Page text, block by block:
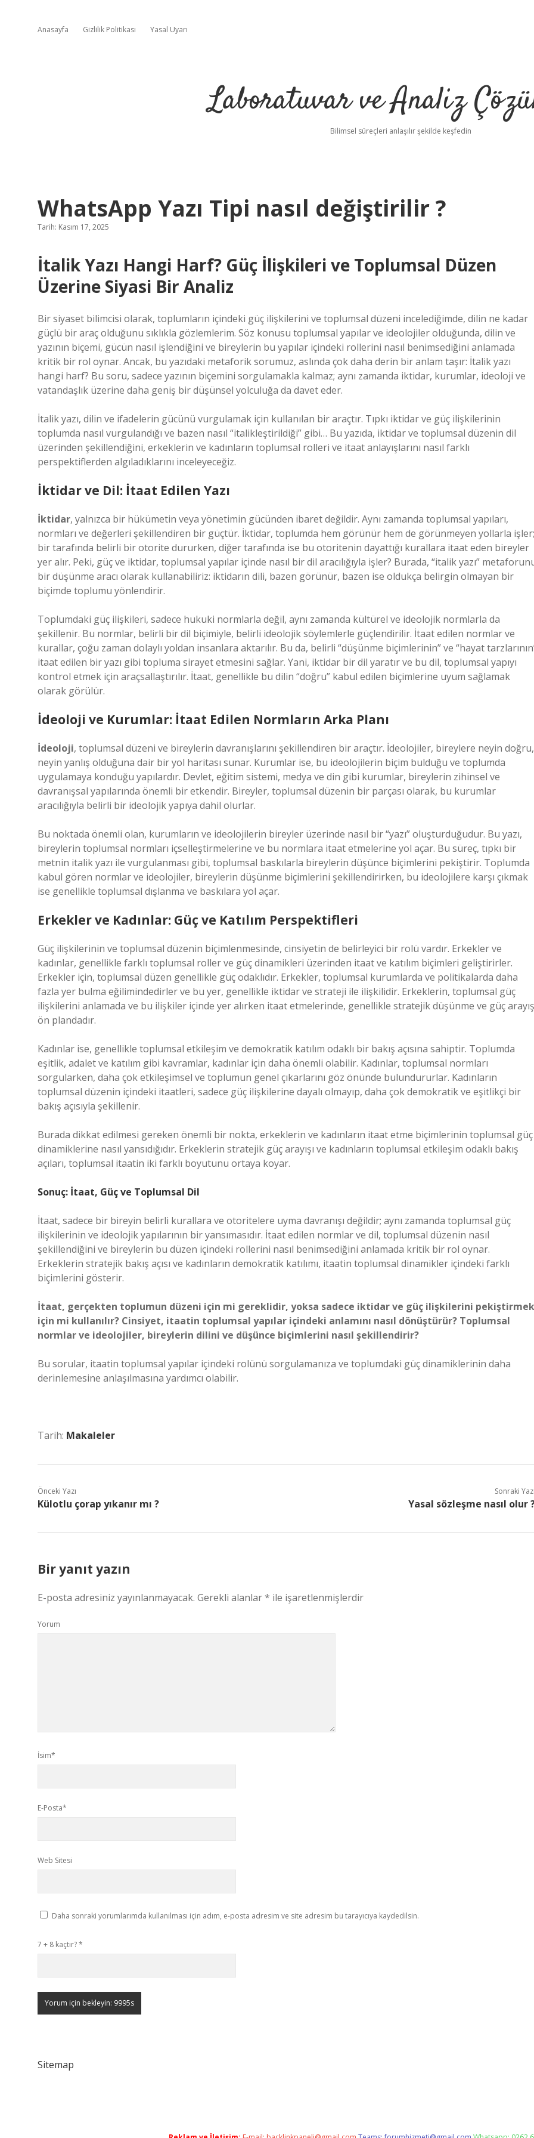
Anasayfa Gizlilik Politikası Yasal Uyarı
Laboratuvar ve Analiz
Bilimsel süreçleri anlaşılır şekilde keşfedin
WhatsApp Yazı Tipi nasıl değiştirilir ?
Tarih: Kasım 17, 2025
İtalik Yazı Hangi Harf? Güç İlişkileri ve Toplumsal Düzen
Üzerine Siyasi Bir Analiz
Bir siyaset bilimcisi olarak, toplumların içindeki güç ilişkilerini ve toplumsal düzeni incelediğimde, dilin ne kadar
güçlü bir araç olduğunu sıklıkla gözlemlerim. Söz konusu toplumsal yapılar ve ideolojiler olduğunda, dilin ve
yazının biçemi, gücün nasıl işlendiğini ve bireylerin bu yapılar içindeki rollerini nasıl benimsediğini anlamada
kritik bir rol oynar. Ancak, bu yazıdaki metaforik sorumuz, aslında çok daha derin bir anlam taşır: İtalik yazı
hangi harf? Bu soru, sadece yazının biçemini sorgulamakla kalmaz; aynı zamanda iktidar, kurumlar, ideoloji ve
vatandaşlık üzerine daha geniş bir düşünsel yolculuğa da davet eder.
İtalik yazı, dilin ve ifadelerin gücünü vurgulamak için kullanılan bir araçtır. Tıpkı iktidar ve güç ilişkilerinin
toplumda nasıl vurgulandığı ve bazen nasıl “italikleştirildiği” gibi… Bu yazıda, iktidar ve toplumsal düzenin dil
üzerinden şekillendiğini, erkeklerin ve kadınların toplumsal rolleri ve itaat anlayışlarını nasıl farklı
perspektiflerden algıladıklarını inceleyeceğiz.
İktidar ve Dil: İtaat Edilen Yazı
İktidar, yalnızca bir hükümetin veya yönetimin gücünden ibaret değildir. Aynı zamanda toplumsal yapıları,
normları ve değerleri şekillendiren bir güçtür. İktidar, toplumda hem görünür hem de görünmeyen yollarla işler;
bir tarafında belirli bir otorite dururken, diğer tarafında ise bu otoritenin dayattığı kurallara itaat eden bireyler
yer alır. Peki, güç ve iktidar, toplumsal yapılar içinde nasıl bir dil aracılığıyla işler? Burada, “italik yazı”
bir düşünme aracı olarak kullanabiliriz: iktidarın dili, bazen görünür, bazen ise oldukça belirgin olmayan bir
biçimde toplumu yönlendirir.
Toplumdaki güç ilişkileri, sadece hukuki normlarla değil, aynı zamanda kültürel ve ideolojik normlarla da
şekillenir. Bu normlar, belirli bir dil biçimiyle, belirli ideolojik söylemlerle güçlendirilir. İtaat edilen normlar ve
kurallar, çoğu zaman dolaylı yoldan insanlara aktarılır. Bu da, belirli “düşünme biçimlerinin” ve “hayat
itaat edilen bir yazı gibi topluma sirayet etmesini sağlar. Yani, iktidar bir dil yaratır ve bu dil, toplumsal yapıyı
kontrol etmek için araçsallaştırılır. İtaat, genellikle bu dilin “doğru” kabul edilen biçimlerine uyum sağlamak
olarak görülür.
İdeoloji ve Kurumlar: İtaat Edilen Normların Arka Planı
İdeoloji, toplumsal düzeni ve bireylerin davranışlarını şekillendiren bir araçtır. İdeolojiler, bireylere neyin doğru,
neyin yanlış olduğuna dair bir yol haritası sunar. Kurumlar ise, bu ideolojilerin biçim bulduğu ve toplumda
uygulamaya konduğu yapılardır. Devlet, eğitim sistemi, medya ve din gibi kurumlar, bireylerin zihinsel ve
davranışsal yapılarında önemli bir etkendir. Bireyler, toplumsal düzenin bir parçası olarak, bu kurumlar
aracılığıyla belirli bir ideolojik yapıya dahil olurlar.
Bu noktada önemli olan, kurumların ve ideolojilerin bireyler üzerinde nasıl bir “yazı” oluşturduğudur. Bu yazı,
bireylerin toplumsal normları içselleştirmelerine ve bu normlara itaat etmelerine yol açar. Bu süreç, tıpkı bir
metnin italik yazı ile vurgulanması gibi, toplumsal baskılarla bireylerin düşünce biçimlerini pekiştirir. Toplumda
kabul gören normlar ve ideolojiler, bireylerin düşünme biçimlerini şekillendirirken, bu ideolojilere karşı çıkmak
ise genellikle toplumsal dışlanma ve baskılara yol açar.
Erkekler ve Kadınlar: Güç ve Katılım Perspektifleri
Güç ilişkilerinin ve toplumsal düzenin biçimlenmesinde, cinsiyetin de belirleyici bir rolü vardır. Erkekler ve
kadınlar, genellikle farklı toplumsal roller ve güç dinamikleri üzerinden itaat ve katılım biçimleri geliştirirler.
Erkekler için, toplumsal düzen genellikle güç odaklıdır. Erkekler, toplumsal kurumlarda ve politikalarda daha
fazla yer bulma eğilimindedirler ve bu yer, genellikle iktidar ve strateji ile ilişkilidir. Erkeklerin, toplumsal güç
ilişkilerini anlamada ve bu ilişkiler içinde yer alırken itaat etmelerinde, genellikle stratejik düşünme ve güç
ön plandadır.
Kadınlar ise, genellikle toplumsal etkileşim ve demokratik katılım odaklı bir bakış açısına sahiptir. Toplumda
eşitlik, adalet ve katılım gibi kavramlar, kadınlar için daha önemli olabilir. Kadınlar, toplumsal normları
sorgularken, daha çok etkileşimsel ve toplumun genel çıkarlarını göz önünde bulundururlar. Kadınların
toplumsal düzenin içindeki itaatleri, sadece güç ilişkilerine dayalı olmayıp, daha çok demokratik ve eşitlikçi bir
bakış açısıyla şekillenir.
Burada dikkat edilmesi gereken önemli bir nokta, erkeklerin ve kadınların itaat etme biçimlerinin toplumsal güç
dinamiklerine nasıl yansıdığıdır. Erkeklerin stratejik güç arayışı ve kadınların toplumsal etkileşim odaklı bakış
açıları, toplumsal itaatin iki farklı boyutunu ortaya koyar.
Sonuç: İtaat, Güç ve Toplumsal Dil
İtaat, sadece bir bireyin belirli kurallara ve otoritelere uyma davranışı değildir; aynı zamanda toplumsal güç
ilişkilerinin ve ideolojik yapılarının bir yansımasıdır. İtaat edilen normlar ve dil, toplumsal düzenin nasıl
şekillendiğini ve bireylerin bu düzen içindeki rollerini nasıl benimsediğini anlamada kritik bir rol oynar.
Erkeklerin stratejik bakış açısı ve kadınların demokratik katılımı, itaatin toplumsal dinamikler içindeki farklı
biçimlerini gösterir.
İtaat, gerçekten toplumun düzeni için mi gereklidir, yoksa sadece iktidar ve güç ilişkilerini pekiştirmek
için mi kullanılır? Cinsiyet, itaatin toplumsal yapılar içindeki anlamını nasıl dönüştürür? Toplumsal
normlar ve ideolojiler, bireylerin dilini ve düşünce biçimlerini nasıl şekillendirir?
Bu sorular, itaatin toplumsal yapılar içindeki rolünü sorgulamanıza ve toplumdaki güç dinamiklerinin daha
derinlemesine anlaşılmasına yardımcı olabilir.
Tarih: Makaleler
Önceki Yazı
Külotlu çorap yıkanır mı ?
Sonraki
Yasal sözleşme nasıl olur
Bir yanıt yazın
E-posta adresiniz yayınlanmayacak. Gerekli alanlar* ile işaretlenmişlerdir
Yorum
İsim*
E-Posta*
Web Sitesi
Daha sonraki yorumlarımda kullanılması için adım, e-posta adresim ve site adresim bu tarayıcıya kaydedilsin.
7 + 8 kaçtır?*
Sitemap